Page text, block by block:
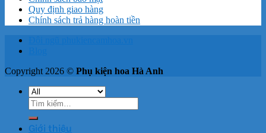
Quy định giao hàng
Chính sách trả hàng hoàn tiền
Copyright 2026 © Phụ kiện hoa Hà Anh
Tìm
kiếm:
Giới thiệu